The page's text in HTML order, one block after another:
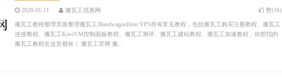
2020-01-11 搬瓦工优惠网 赞(16)
搬瓦工教程整理页面整理搬瓦工/BandwagonHost VPS所有常见教程，包括搬瓦工购买注册教程、搬瓦工
连接教程、搬瓦工KiwiVM控制面板教程、搬瓦工测评、搬瓦工建站教程、搬瓦工加速教程，你想找的
搬瓦工教程在这里都有！ 搬瓦工官网 搬...